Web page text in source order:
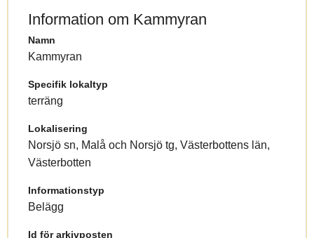
Information om Kammyran
Namn
Kammyran
Specifik lokaltyp
terräng
Lokalisering
Norsjö sn, Malå och Norsjö tg, Västerbottens län,
Västerbotten
Informationstyp
Belägg
Id för arkivposten